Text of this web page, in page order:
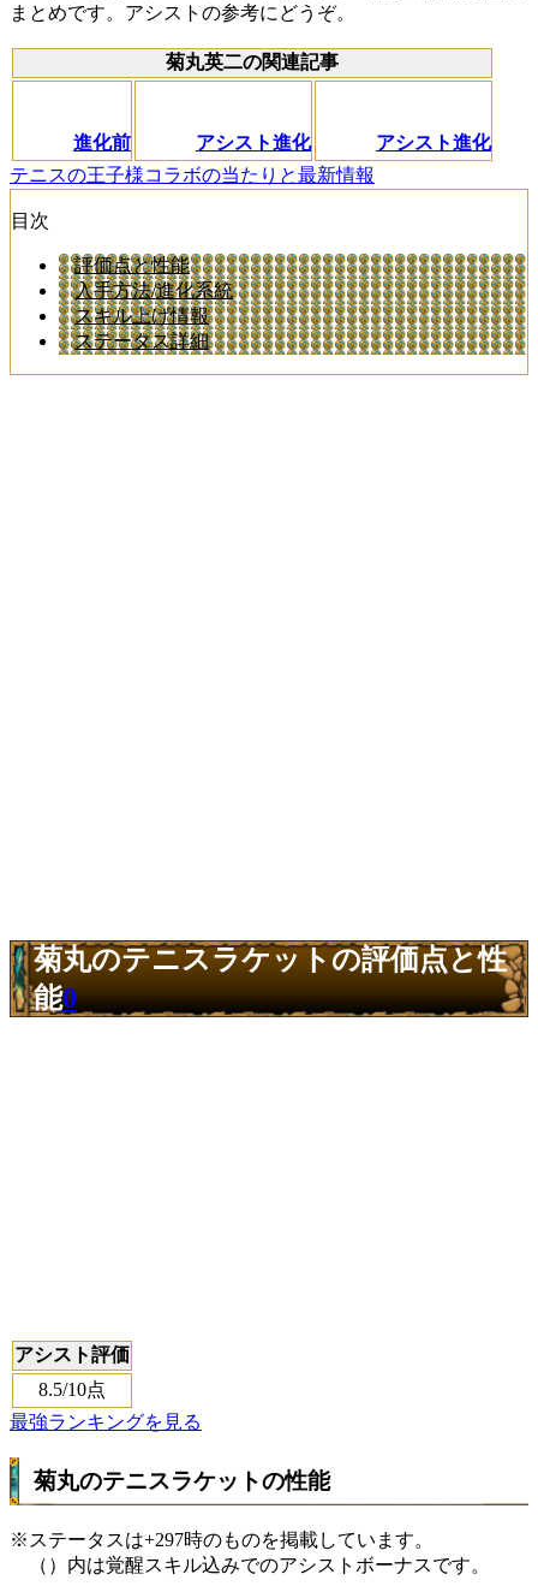
まとめです。アシストの参考にどうぞ。
菊丸英二の関連記事
進化前 アシスト進化
アシスト進化
テニスの王子様コラボの当たりと最新情報
目次
評価点と性能
入手方法/進化系統
スキル上げ情報
ステータス詳細
菊丸のテニスラケットの評価点と性
能0
アシスト評価
8.5/10点
最強ランキングを見る
菊丸のテニスラケットの性能
※ステータスは+297時のものを掲載しています。
（）内は覚醒スキル込みでのアシストボーナスです。